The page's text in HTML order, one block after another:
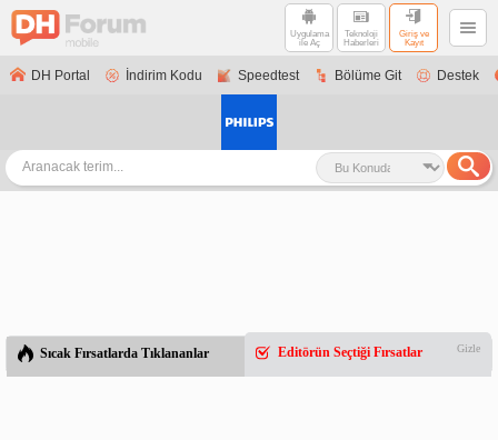
Uygulama
ile Aç
Teknoloji
Haberleri
Giriş ve
Kayıt
DH Portal İndirim Kodu Speedtest Bölüme Git Destek
Sıcak Fırsatlarda Tıklananlar Editörün Seçtiği Fırsatlar Gizle